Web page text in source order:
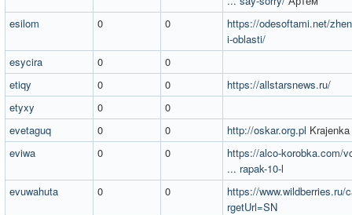
esilom
0 0
https://odesoftami.net/
i-oblasti/
esycira
0
0
etiqy
0 0
https://allstarsnews.ru/
etyxy
0
0
evetaguq
0 0 http://oskar.org.pl Krajenka
eviwa
0 0
https://alco-korobka.com/
... rapak-10-l
evuwahuta
0 0
https://www.wildberries.ru/
rgetUrl=SN